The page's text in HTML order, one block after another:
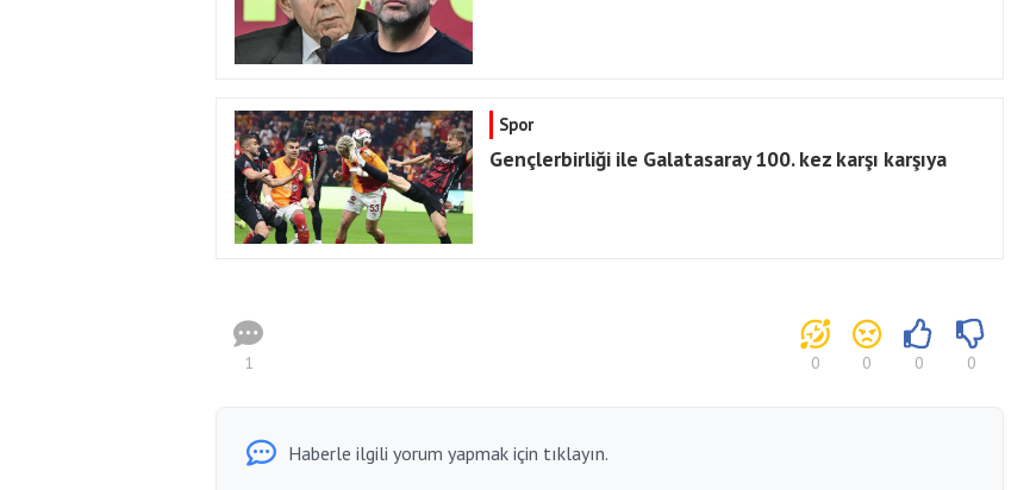
Spor
Gençlerbirliği ile Galatasaray 100. kez karşı karşıya
1 0 0 0 0
Haberle ilgili yorum yapmak için tıklayın.